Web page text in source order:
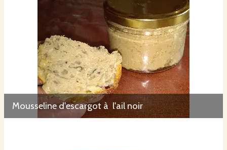
Mousseline d'escargot à l'ail noir